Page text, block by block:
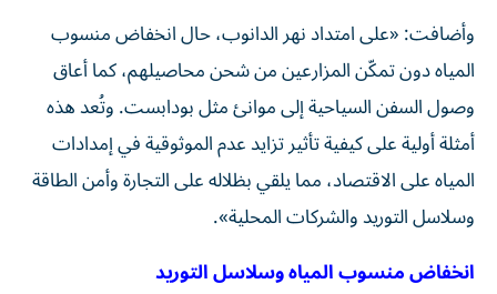
وأضافت: «على امتداد نهر الدانوب، حال انخفاض منسوب
المياه دون تمكّن المزارعين من شحن محاصيلهم، كما أعاق
وصول السفن السياحية إلى موانئ مثل بودابست. وتُعد هذه
أمثلة أولية على كيفية تأثير تزايد عدم الموثوقية في إمدادات
المياه على الاقتصاد، مما يلقي بظلاله على التجارة وأمن الطاقة
وسلاسل التوريد والشركات المحلية».
انخفاض منسوب المياه وسلاسل التوريد